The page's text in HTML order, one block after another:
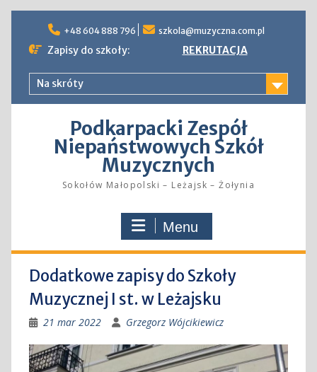
content
+48 604 888 796 szkola@muzyczna.com.pl
Zapisy do szkoły: REKRUTACJA
Na skróty
Podkarpacki Zespół
Niepaństwowych Szkół
Muzycznych
Sokołów Małopolski – Leżajsk – Żołynia
Menu
Dodatkowe zapisy do Szkoły
Muzycznej I st. w Leżajsku
21 mar 2022 Grzegorz Wójcikiewicz